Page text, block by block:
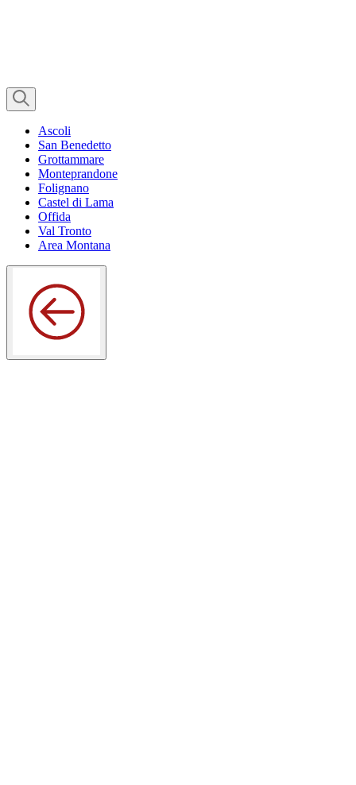
Ascoli
San Benedetto
Grottammare
Monteprandone
Folignano
Castel di Lama
Offida
Val Tronto
Area Montana